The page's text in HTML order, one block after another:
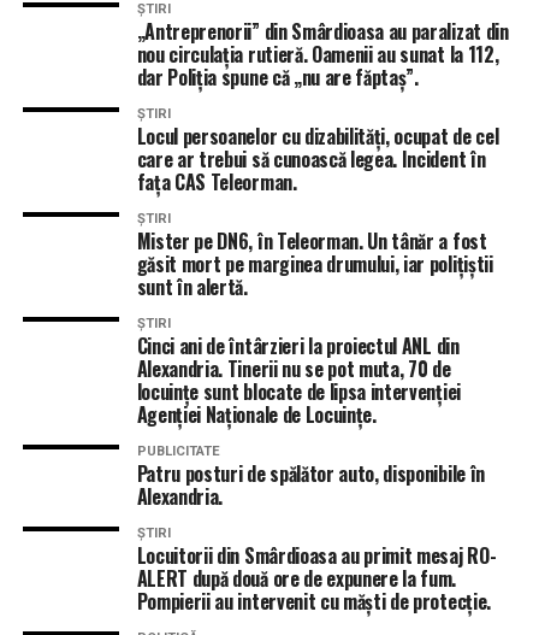
ȘTIRI
„Antreprenorii” din Smârdioasa au paralizat din
nou circulația rutieră. Oamenii au sunat la 112,
dar Poliția spune că „nu are făptaș”.
ȘTIRI
Locul persoanelor cu dizabilități, ocupat de cel
care ar trebui să cunoască legea. Incident în
fața CAS Teleorman.
ȘTIRI
Mister pe DN6, în Teleorman. Un tânăr a fost
găsit mort pe marginea drumului, iar polițiștii
sunt în alertă.
ȘTIRI
Cinci ani de întârzieri la proiectul ANL din
Alexandria. Tinerii nu se pot muta, 70 de
locuințe sunt blocate de lipsa intervenției
Agenției Naționale de Locuințe.
PUBLICITATE
Patru posturi de spălător auto, disponibile în
Alexandria.
ȘTIRI
Locuitorii din Smârdioasa au primit mesaj RO-
ALERT după două ore de expunere la fum.
Pompierii au intervenit cu măști de protecție.